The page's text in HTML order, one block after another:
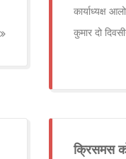
कार्याध्यक्ष
कुमार दो
क्रिसमस